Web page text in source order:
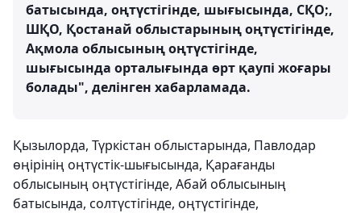
батысында, оңтүстігінде, шығысында, СҚО;,
ШҚО, Қостанай облыстарының оңтүстігінде,
Ақмола облысының оңтүстігінде,
шығысында орталығында өрт қаупі жоғары
болады", делінген хабарламада.
Қызылорда, Түркістан облыстарында, Павлодар
өңірінің оңтүстік-шығысында, Қарағанды
облысының оңтүстігінде, Абай облысының
батысында, солтүстігінде, оңтүстігінде,